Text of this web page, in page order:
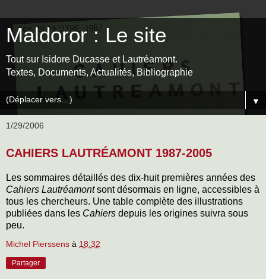
Maldoror : Le site
Tout sur Isidore Ducasse et Lautréamont.
Textes, Documents, Actualités, Bibliographie
▼
1/29/2006
CAHIERS LAUTRÉAMONT 1987-2005
Les sommaires détaillés des dix-huit premières années des
Cahiers Lautréamontsont désormais en ligne, accessibles à
tous les chercheurs. Une table complète des illustrations
publiées dans les Cahiers depuis les origines suivra sous
peu.
Michel Pierssens à 18:32
Partager